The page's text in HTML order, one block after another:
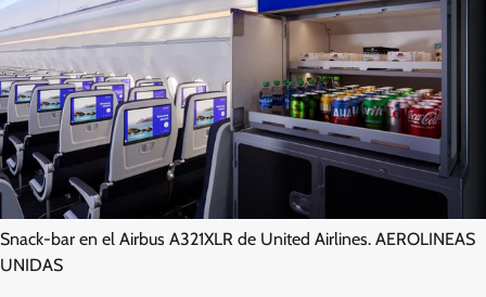
Snack-bar en el Airbus A321XLR de United Airlines. AEROLINEAS
UNIDAS